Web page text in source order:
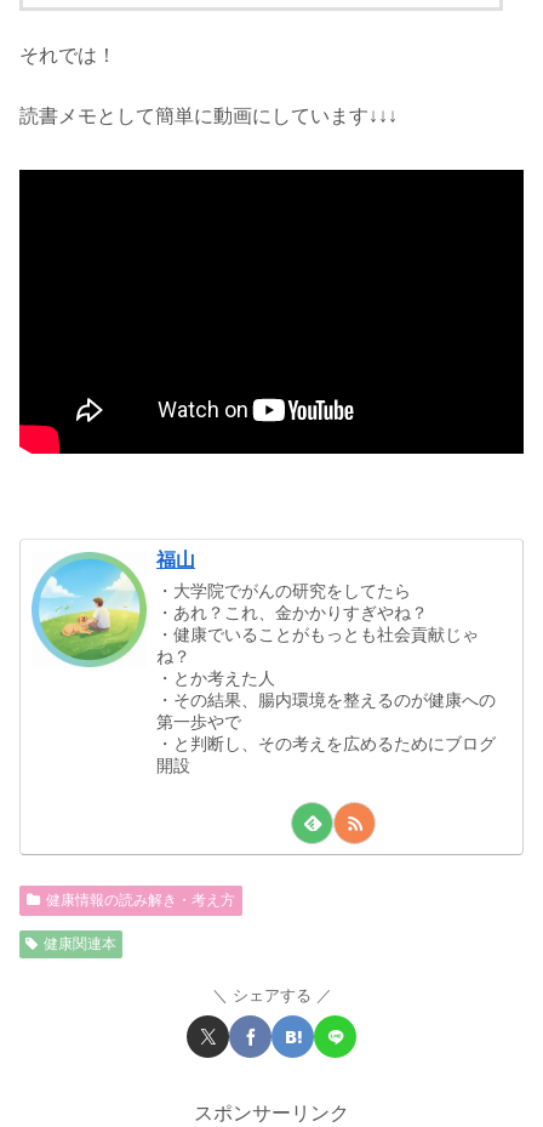
それでは！
読書メモとして簡単に動画にしています↓↓↓
福山
・大学院でがんの研究をしてたら
・あれ？これ、金かかりすぎやね？
・健康でいることがもっとも社会貢献じゃ
ね？
・とか考えた人
・その結果、腸内環境を整えるのが健康への
第一歩やで
・と判断し、その考えを広めるためにブログ
開設
健康情報の読み解き・考え方
健康関連本
シェアする
スポンサーリンク